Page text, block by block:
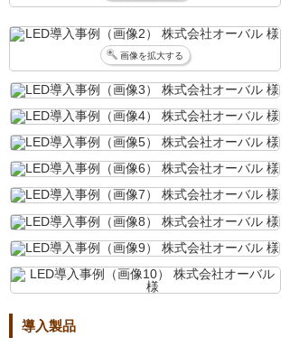
画像を拡大する
導入製品